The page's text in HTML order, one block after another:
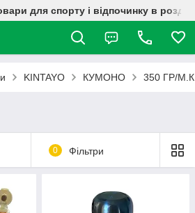
для спорту і відпочинку в
KINTAYO КУМОНО 350 ГР/
0 Фільтри